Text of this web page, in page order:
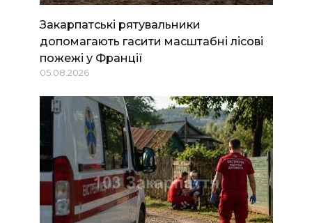
Закарпатські рятувальники
допомагають гасити масштабні лісові
пожежі у Франції
05.08.2026